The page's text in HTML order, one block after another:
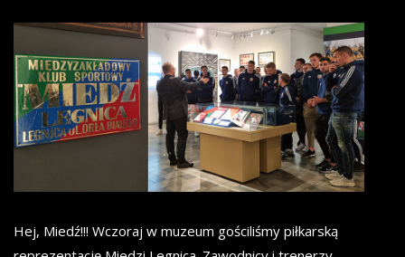
Hej, Miedź!!! Wczoraj w muzeum gościliśmy piłkarską